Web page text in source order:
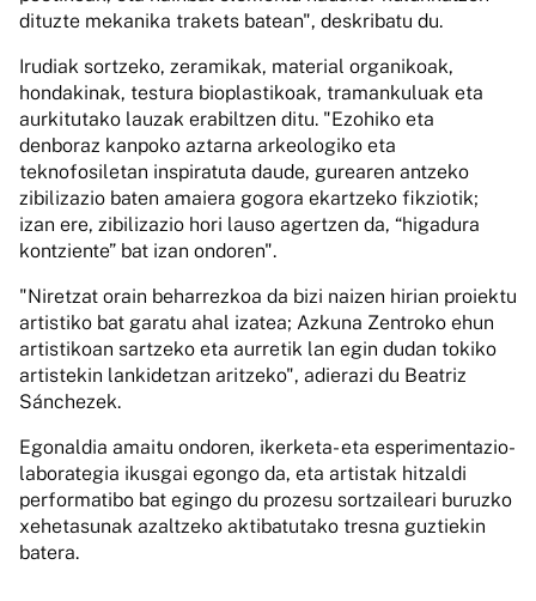
dituzte mekanika trakets batean", deskribatu du.
Irudiak sortzeko, zeramikak, material organikoak,
hondakinak, testura bioplastikoak, tramankuluak eta
aurkitutako lauzak erabiltzen ditu. "Ezohiko eta
denboraz kanpoko aztarna arkeologiko eta
teknofosiletan inspiratuta daude, gurearen antzeko
zibilizazio baten amaiera gogora ekartzeko fikziotik;
izan ere, zibilizazio hori lauso agertzen da, “higadura
kontziente” bat izan ondoren".
"Niretzat orain beharrezkoa da bizi naizen hirian proiektu
artistiko bat garatu ahal izatea; Azkuna Zentroko ehun
artistikoan sartzeko eta aurretik lan egin dudan tokiko
artistekin lankidetzan aritzeko", adierazi du Beatriz
Sánchezek.
Egonaldia amaitu ondoren, ikerketa- eta esperimentazio-
laborategia ikusgai egongo da, eta artistak hitzaldi
performatibo bat egingo du prozesu sortzaileari buruzko
xehetasunak azaltzeko aktibatutako tresna guztiekin
batera.